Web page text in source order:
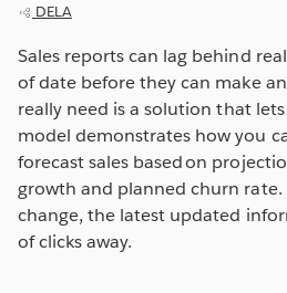
DELA
Sales reports can lag behind
of date before they can make
really need is a solution that
model demonstrates how you
forecast sales based on
growth and planned churn
change, the latest updated
of clicks away.